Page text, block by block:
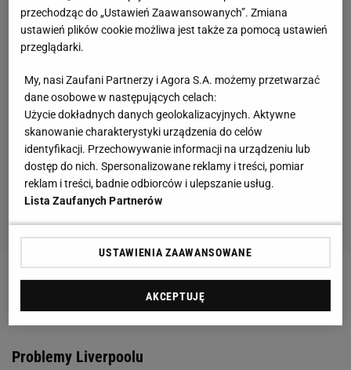
medalu dla Polski". Kulisy gali Suzuki Boxing Night 3
Problemy Liverpoolu
przechodząc do „Ustawień Zaawansowanych”. Zmiana
ustawień plików cookie możliwa jest także za pomocą ustawień
przeglądarki.
My, nasi Zaufani Partnerzy i Agora S.A. możemy przetwarzać
dane osobowe w następujących celach:
Użycie dokładnych danych geolokalizacyjnych. Aktywne
skanowanie charakterystyki urządzenia do celów
identyfikacji. Przechowywanie informacji na urządzeniu lub
dostęp do nich. Spersonalizowane reklamy i treści, pomiar
reklam i treści, badnie odbiorców i ulepszanie usług.
Lista Zaufanych Partnerów
USTAWIENIA ZAAWANSOWANE
AKCEPTUJĘ